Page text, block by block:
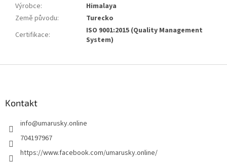
Výrobce:
Himalaya
Země původu:
Turecko
Certifikace:
ISO 9001:2015 (Quality Management
System)
Kontakt
info@umarusky.online
704197967
https://www.facebook.com/umarusky.online/